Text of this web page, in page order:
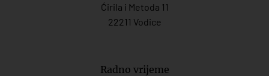
Ćirila i Metoda 11
22211 Vodice
Radno vrijeme